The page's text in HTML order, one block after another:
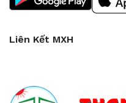
Liên Kết MXH